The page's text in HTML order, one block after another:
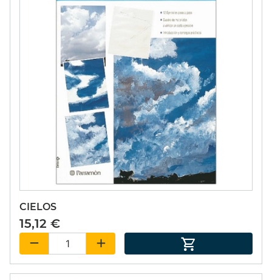
CIELOS
15,12 €